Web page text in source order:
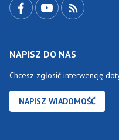
NAPISZ DO NAS
Chcesz zgłosić interwencję
NAPISZ WIADOMOŚĆ